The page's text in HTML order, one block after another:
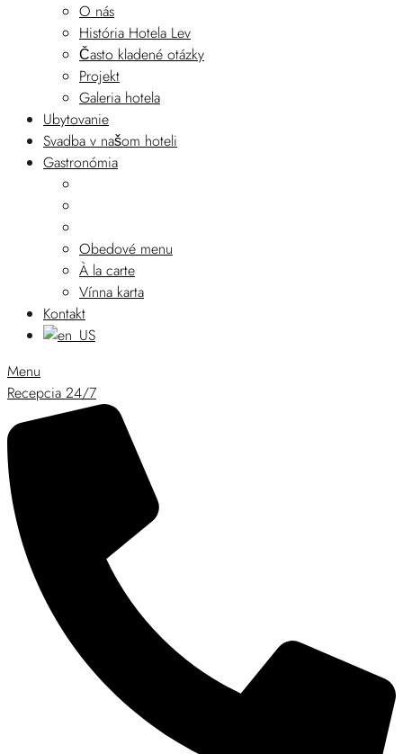
O nás
História Hotela Lev
Často kladené otázky
Projekt
Galeria hotela
Ubytovanie
Svadba v našom hoteli
Gastronómia
Obedové menu
À la carte
Vínna karta
Kontakt
Menu
Recepcia 24/7